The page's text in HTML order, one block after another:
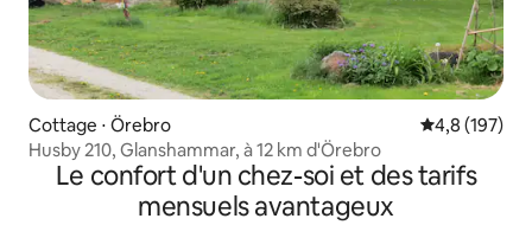
Cottage ⋅ Örebro Évaluation
4,8 (197)
Husby 210, Glanshammar, à 12 km d'Örebro
Le confort d'un chez-soi et des tarifs
mensuels avantageux